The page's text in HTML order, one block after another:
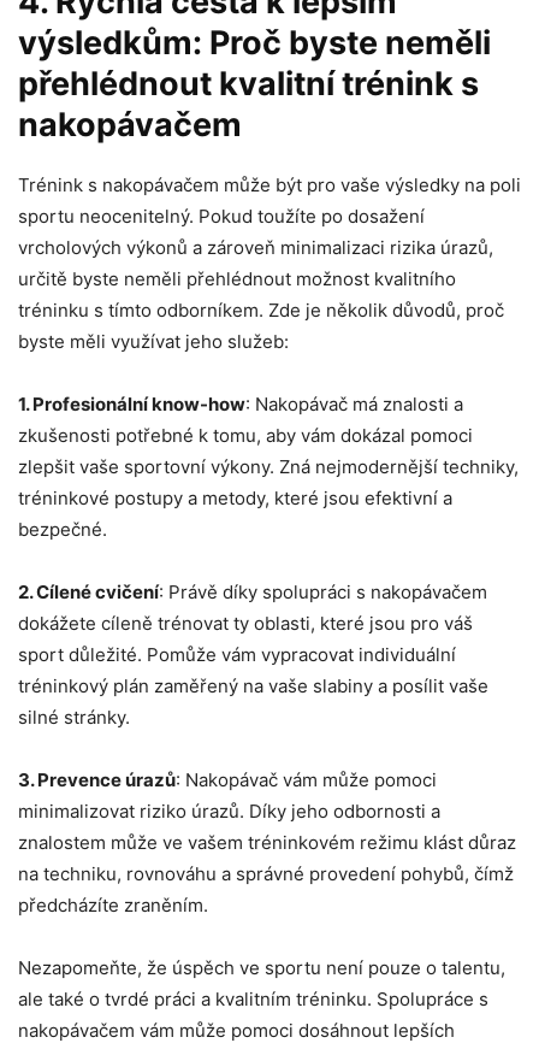
výsledkům: Proč byste neměli
přehlédnout kvalitní trénink s
nakopávačem
Trénink s nakopávačem může být pro vaše výsledky na poli
sportu neocenitelný. Pokud toužíte po dosažení
vrcholových výkonů a zároveň minimalizaci rizika úrazů,
určitě byste neměli přehlédnout možnost kvalitního
tréninku s tímto odborníkem. Zde je několik důvodů, proč
byste měli využívat jeho služeb:
1. Profesionální know-how: Nakopávač má znalosti a
zkušenosti potřebné k tomu, aby vám dokázal pomoci
zlepšit vaše sportovní výkony. Zná nejmodernější techniky,
tréninkové postupy a metody, které jsou efektivní a
bezpečné.
2. Cílené cvičení: Právě díky spolupráci s nakopávačem
dokážete cíleně trénovat ty oblasti, které jsou pro váš
sport důležité. Pomůže vám vypracovat individuální
tréninkový plán zaměřený na vaše slabiny a posílit vaše
silné stránky.
3. Prevence úrazů: Nakopávač vám může pomoci
minimalizovat riziko úrazů. Díky jeho odbornosti a
znalostem může ve vašem tréninkovém režimu klást důraz
na techniku, rovnováhu a správné provedení pohybů, čímž
předcházíte zraněním.
Nezapomeňte, že úspěch ve sportu není pouze o talentu,
ale také o tvrdé práci a kvalitním tréninku. Spolupráce s
nakopávačem vám může pomoci dosáhnout lepších